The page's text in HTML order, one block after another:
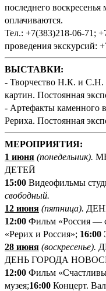
последнего
оплачиваются.
Тел.: +7(383)218-06-71;
проведения экскурсий:
ВЫСТАВКИ:
- Творчество Н.К. и С.Н.
картин. Постоянная
- Артефакты каменного
Рериха. Постоянная
МЕРОПРИЯТИЯ:
1 июня (понедельник).
ДЕТЕЙ
15:00 Видеофильмы
свободный.
12 июня (пятница).
12:00 Фильм «Россия ―
«Рерих и Россия»; 16:00
28 июня (воскресенье).
ДЕНЬ ГОРОДА
12:00 Фильм
музея;16:00 Концерт.